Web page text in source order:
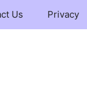
Us Privacy